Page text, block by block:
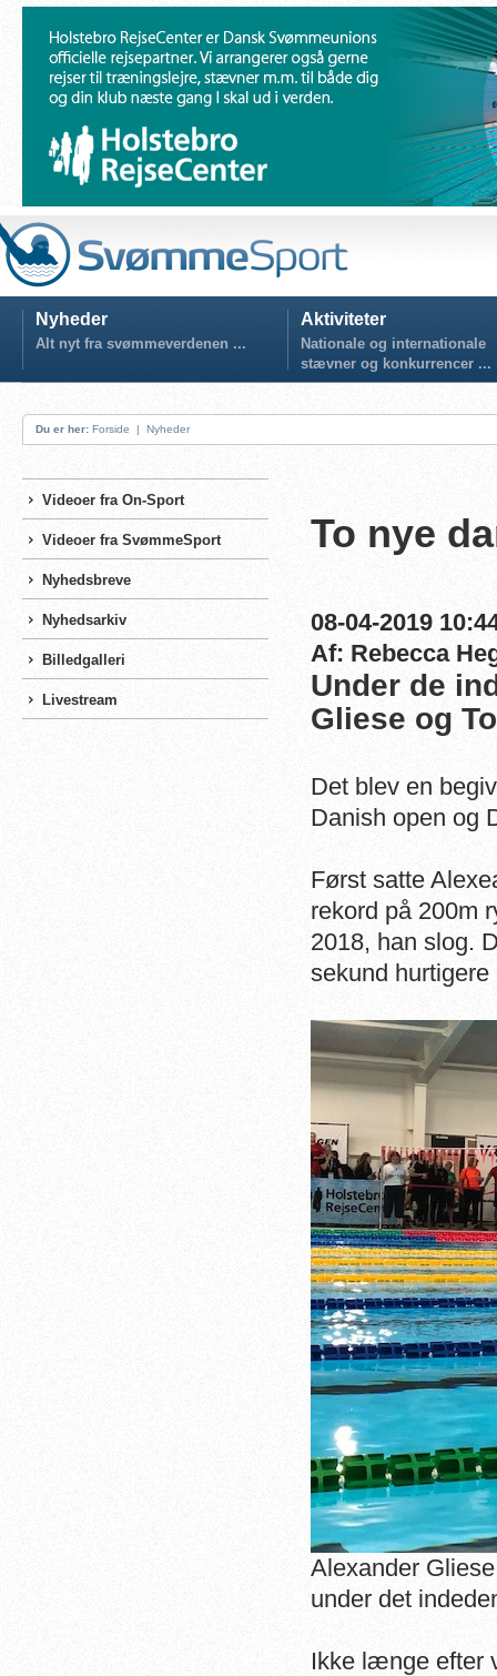
Nyheder
Alt nyt fra svømmeverdenen ...
Aktiviteter
Nationale og internationale
stævner og konkurrencer ...
Du er her: Forside | Nyheder
Videoer fra On-Sport
Videoer fra SvømmeSport
Nyhedsbreve
Nyhedsarkiv
Billedgalleri
Livestream
To nye
08-04-2019
Af: Rebecca
Under de
Gliese og
Det blev en
Danish open og
Først satte
rekord på 200m
2018, han slog.
sekund
Alexander
under det
Ikke længe efter